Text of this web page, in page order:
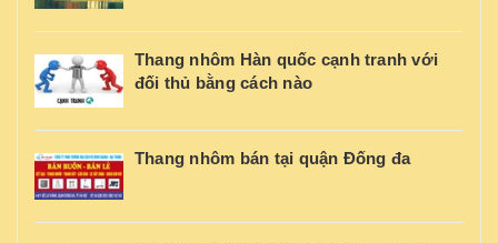
Thang nhôm Hàn quốc cạnh tranh với
đối thủ bằng cách nào
Thang nhôm bán tại quận Đống đa